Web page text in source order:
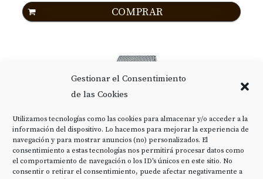
Gestionar el Consentimiento
de las Cookies
Utilizamos tecnologías como las cookies para almacenar y/o acceder a la
información del dispositivo. Lo hacemos para mejorar la experiencia de
navegación y para mostrar anuncios (no) personalizados. El
consentimiento a estas tecnologías nos permitirá procesar datos como
el comportamiento de navegación o los ID's únicos en este sitio. No
consentir o retirar el consentimiento, puede afectar negativamente a
COMPRAR